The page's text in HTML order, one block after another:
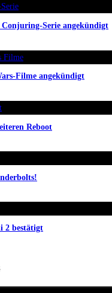
Serie angekündigt
Filme angekündigt
Reboot
2 bestätigt